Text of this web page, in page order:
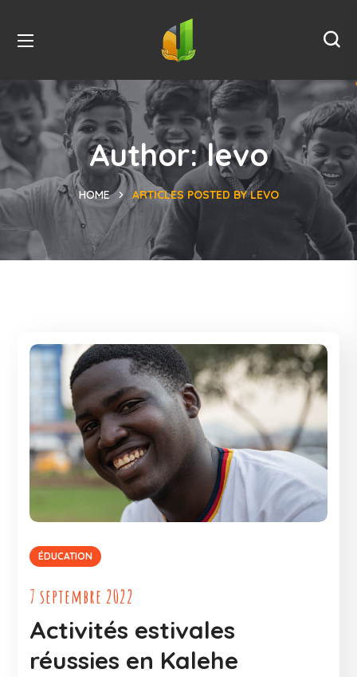
Author: levo
HOME ARTICLES POSTED BY LEVO
ÉDUCATION
7 septembre 2022
Activités estivales
réussies en Kalehe